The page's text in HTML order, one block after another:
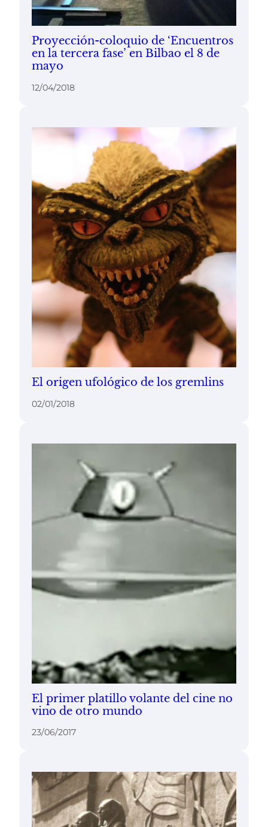
Proyección-coloquio de ‘Encuentros
en la tercera fase’ en Bilbao el 8 de
mayo
12/04/2018
El origen ufológico de los gremlins
02/01/2018
El primer platillo volante del cine no
vino de otro mundo
23/06/2017